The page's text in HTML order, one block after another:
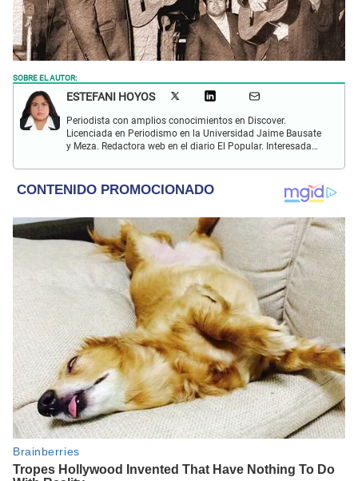
SOBRE EL AUTOR:
ESTEFANI HOYOS
Periodista con amplios conocimientos en Discover.
Licenciada en Periodismo en la Universidad Jaime Bausate
y Meza. Redactora web en el diario El Popular. Interesada
internacional; tendencias, películas y series.